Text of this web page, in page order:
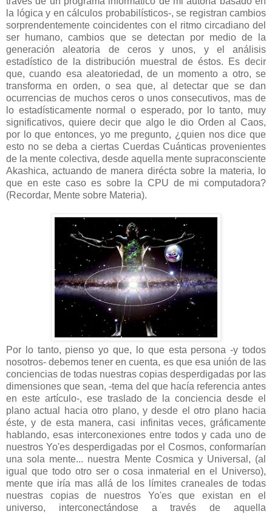
la lógica y en cálculos probabilísticos-, se registran cambios
sorprendentemente coincidentes con el ritmo circadiano del
ser humano, cambios que se detectan por medio de la
generación aleatoria de ceros y unos, y el análisis
estadístico de la distribución muestral de éstos. Es decir
que, cuando esa aleatoriedad, de un momento a otro, se
transforma en orden, o sea que, al detectar que se dan
ocurrencias de muchos ceros o unos consecutivos, mas de
lo estadísticamente normal o esperado, por lo tanto, muy
significativos, quiere decir que algo le dio Orden al Caos,
por lo que entonces, yo me pregunto, ¿quien nos dice que
esto no se deba a ciertas Cuerdas Cuánticas provenientes
de la mente colectiva, desde aquella mente supraconsciente
Akashica, actuando de manera dirécta sobre la materia, lo
que en este caso es sobre la CPU de mi computadora?
(Recordar, Mente sobre Materia).
Por lo tanto, pienso yo que, lo que esta persona -y todos
nosotros- debemos tener en cuenta, es que esa unión de las
conciencias de todas nuestras copias desperdigadas por las
dimensiones que sean, -tema del que hacía referencia antes
en este artículo-, ese traslado de la conciencia desde el
plano actual hacia otro plano, y desde el otro plano hacia
éste, y de esta manera, casi infinitas veces, gráficamente
hablando, esas interconexiones entre todos y cada uno de
nuestros Yo'es desperdigadas por el Cosmos, conformarían
una sola mente... nuestra Mente Cosmica y Universal, (al
igual que todo otro ser o cosa inmaterial en el Universo),
mente que iría mas allá de los límites craneales de todas
nuestras copias de nuestros Yo'es que existan en el
universo, interconectándose a través de aquella